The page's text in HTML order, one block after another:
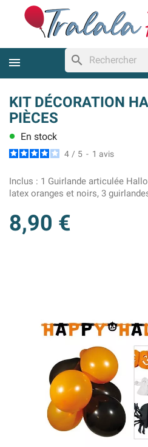
search
KIT DÉCORATION
PIÈCES
lens En stock
4 / 5 - 1 avis
Inclus : 1 Guirlande articulée
latex oranges et noirs, 3
8,90 €